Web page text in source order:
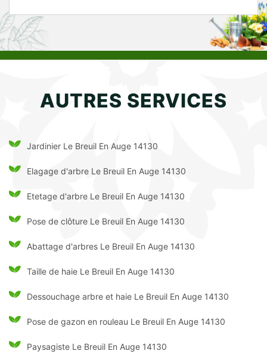
AUTRES SERVICES
Jardinier Le Breuil En Auge 14130
Elagage d'arbre Le Breuil En Auge 14130
Etetage d'arbre Le Breuil En Auge 14130
Pose de clôture Le Breuil En Auge 14130
Abattage d'arbres Le Breuil En Auge 14130
Taille de haie Le Breuil En Auge 14130
Dessouchage arbre et haie Le Breuil En Auge 14130
Pose de gazon en rouleau Le Breuil En Auge 14130
Paysagiste Le Breuil En Auge 14130